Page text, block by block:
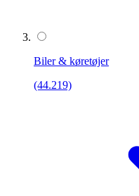
Biler & køretøjer
(44.219)